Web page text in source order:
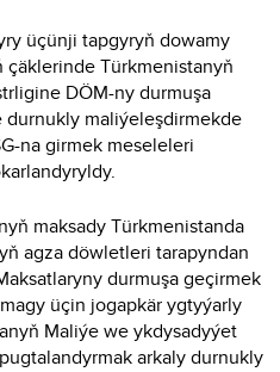
üçünji tapgyryň dowamy
Türkmenistanyň
DÖM-ny durmuşa
maliýeleşdirmekde
na girmek meseleleri
maksady Türkmenistanda
agza döwletleri tarapyndan
durmuşa geçirmek
üçin jogapkär ygtyýarly
Maliýe we ykdysadyýet
arkaly durnukly